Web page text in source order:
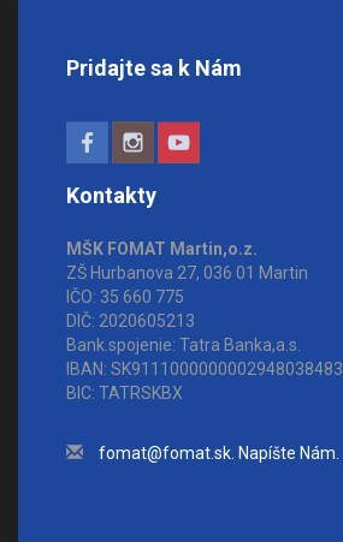
Pridajte sa k Nám
Kontakty
MŠK FOMAT Martin,o.z.
ZŠ Hurbanova 27, 036 01 Martin
IČO: 35 660 775
DIČ: 2020605213
Bank.spojenie: Tatra Banka,a.s.
IBAN: SK9111000000002948038483
BIC: TATRSKBX
fomat@fomat.sk. Napíšte Nám.